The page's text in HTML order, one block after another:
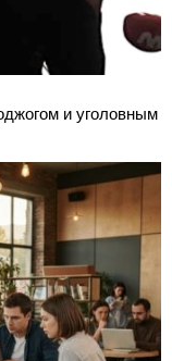
и уголовным